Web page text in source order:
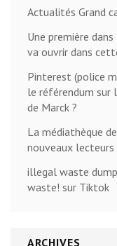
Actualités Grand
Une première
va ouvrir dans
Pinterest (police
le référendum sur
de Marck ?
La médiathèque
nouveaux
illegal waste
waste! sur Tiktok
ARCHIVES